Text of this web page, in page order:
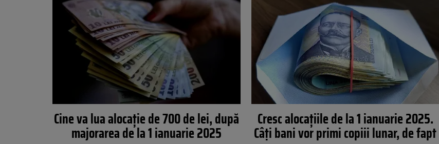
Cine va lua alocație de 700 de lei, după
majorarea de la 1 ianuarie 2025
Cresc alocațiile de la 1 ianuarie 2025.
Câți bani vor primi copiii lunar, de fapt